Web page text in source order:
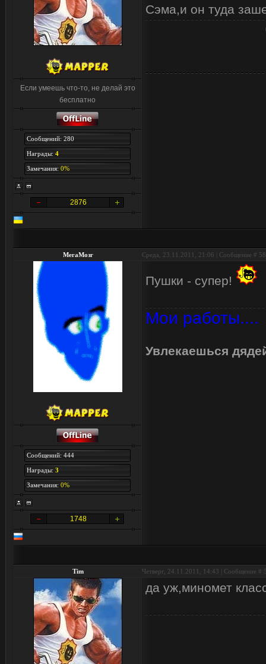
Если умеешь что-то, не делай это
бесплатно
Сообщений: 280
Награды: 4
Замечания: 0%
2876
Сэма,и он туда
МегаМозг Среда, 23.11.2011, 21:06 | Сообщение # 58
Сообщений: 444
Награды: 3
Замечания: 0%
1748
Пушки - супер!
Мои работы....
Увлекаешься
Tim Четверг, 24.11.2011, 14:43 | Сообщение #
да уж,миномет